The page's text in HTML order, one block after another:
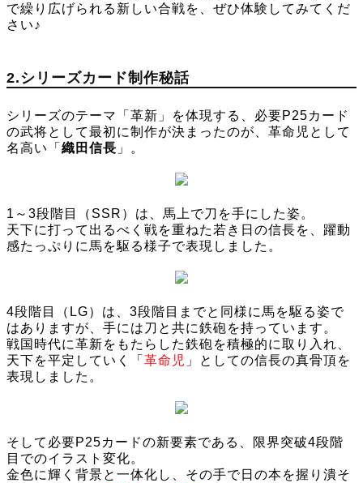
で繰り広げられる新しい合戦を、ぜひ体験してみてくだ
さい♪
2.シリーズカード制作秘話
シリーズのテーマ「革新」を体現する、必要P25カード
の武将として最初に制作が決まったのが、革命児として
名高い「 織田信長 」。
1～3段階目（SSR）は、馬上で刀を手にした姿。
天下に打って出るべく戦を重ねた若き日の信長を、躍動
感たっぷりに馬を駆る様子で表現しました。
4段階目（LG）は、3段階目までと同様に馬を駆る姿で
はありますが、手には刀と共に鉄砲を持っています。
戦国時代に革新をもたらした鉄砲を積極的に取り入れ、
天下を平定していく「 革命児 」としての信長の真骨頂を
表現しました。
そして必要P25カードの新要素である、限界突破4段階
目でのイラスト変化。
金色に輝く背景と一体化し、その手で日の本を握り潰そ